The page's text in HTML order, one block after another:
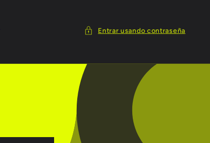
Entrar usando contraseña